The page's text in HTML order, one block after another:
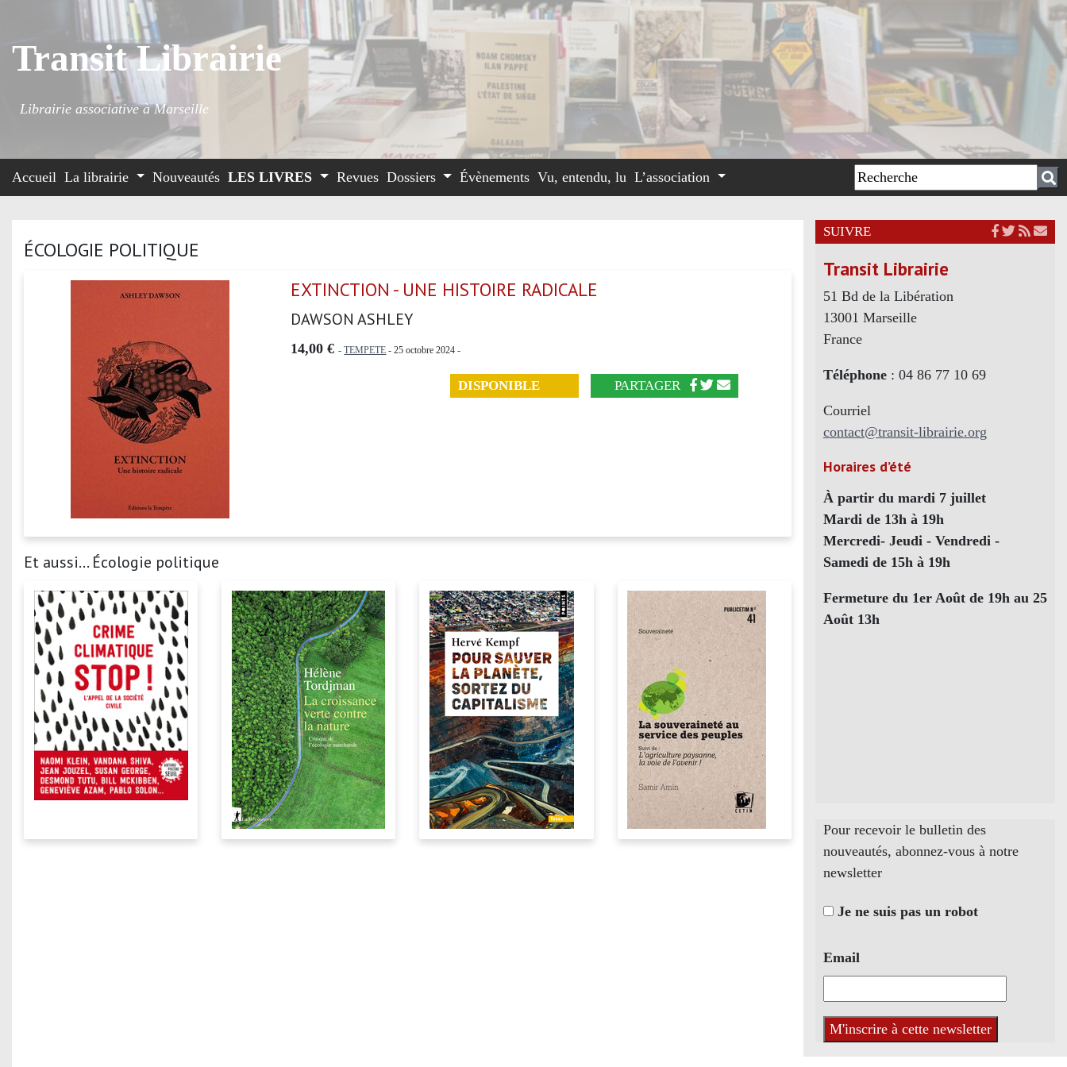
Transit Librairie
Librairie associative à Marseille
Accueil La librairie Nouveautés LES LIVRES Revues Dossiers Évènements Vu, entendu, lu L’association
ÉCOLOGIE POLITIQUE
EXTINCTION - UNE HISTOIRE RADICALE
DAWSON ASHLEY
14,00 € -TEMPETE - 25 octobre 2024 -
DISPONIBLE PARTAGER
Et aussi... Écologie politique
SUIVRE
Transit Librairie
51 Bd de la Libération
13001 Marseille
France
Téléphone: 04 86 77 10 69
Courriel
contact@transit-librairie.org
Horaires d’été
À partir du mardi 7 juillet
Mardi de 13h à 19h
Mercredi- Jeudi - Vendredi -
Samedi de 15h à 19h
Fermeture du 1er Août de 19h au 25
Août 13h
Pour recevoir le bulletin des
nouveautés, abonnez-vous à notre
newsletter
Je ne suis pas un robot
Email